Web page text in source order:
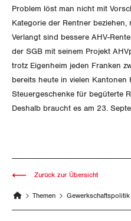
Uri
Problem löst man nicht mit
Kategorie der Rentner
Verlangt sind bessere AHV-
der SGB mit seinem Projekt
trotz Eigenheim jeden Franken
bereits heute in vielen Kantonen
Steuergeschenke für begüterte
Deshalb braucht es am 23.
Themen Gewerkschaftspolitik
Zurück zur Übersicht